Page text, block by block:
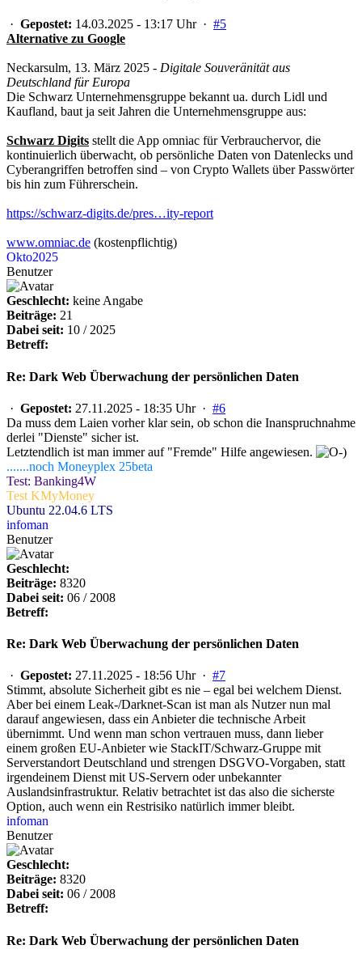
· Gepostet: 14.03.2025 - 13:17 Uhr · #5
Alternative zu Google
Neckarsulm, 13. März 2025 - Digitale Souveränität aus
Deutschland für Europa
Die Schwarz Unternehmensgruppe bekannt ua. durch Lidl und
Kaufland, baut ja seit Jahren die Unternehmensgruppe aus:
Schwarz Digits stellt die App omniac für Verbrauchervor, die
kontinuierlich überwacht, ob persönliche Daten von Datenlecks und
Cyberangriffen betroffen sind – von Crypto Wallets über Passwörter
bis hin zum Führerschein.
https://schwarz-digits.de/pres…ity-report
www.omniac.de (kostenpflichtig)
Okto2025
Benutzer
Geschlecht: keine Angabe
Beiträge: 21
Dabei seit: 10 / 2025
Betreff:
Re: Dark Web Überwachung der persönlichen Daten
· Gepostet: 27.11.2025 - 18:35 Uhr · #6
Da muss dem Laien vorher klar sein, ob schon die Inanspruchnahme
derlei "Dienste" sicher ist.
Letztendlich ist man immer auf "Fremde" Hilfe angewiesen.
.......noch Moneyplex 25beta
Test: Banking4W
Test KMyMoney
Ubuntu 22.04.6 LTS
infoman
Benutzer
Geschlecht:
Beiträge: 8320
Dabei seit: 06 / 2008
Betreff:
Re: Dark Web Überwachung der persönlichen Daten
· Gepostet: 27.11.2025 - 18:56 Uhr · #7
Stimmt, absolute Sicherheit gibt es nie – egal bei welchem Dienst.
Aber bei einem Leak-/Darknet-Scan ist man als Nutzer nun mal
darauf angewiesen, dass ein Anbieter die technische Arbeit
übernimmt. Und wenn man schon vertrauen muss, dann lieber
einem großen EU-Anbieter wie StackIT/Schwarz-Gruppe mit
Serverstandort Deutschland und strengen DSGVO-Vorgaben, statt
irgendeinem Dienst mit US-Servern oder unbekannter
Auslandsinfrastruktur. Relativ betrachtet ist das also die sicherste
Option, auch wenn ein Restrisiko natürlich immer bleibt.
infoman
Benutzer
Geschlecht:
Beiträge: 8320
Dabei seit: 06 / 2008
Betreff:
Re: Dark Web Überwachung der persönlichen Daten